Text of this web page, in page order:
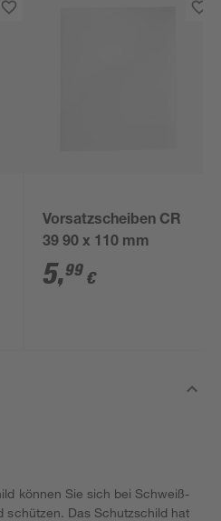
Vorsatzscheiben CR
39 90 x 110 mm
5,99 €
können Sie sich bei Schweiß-
schützen. Das Schutzschild hat